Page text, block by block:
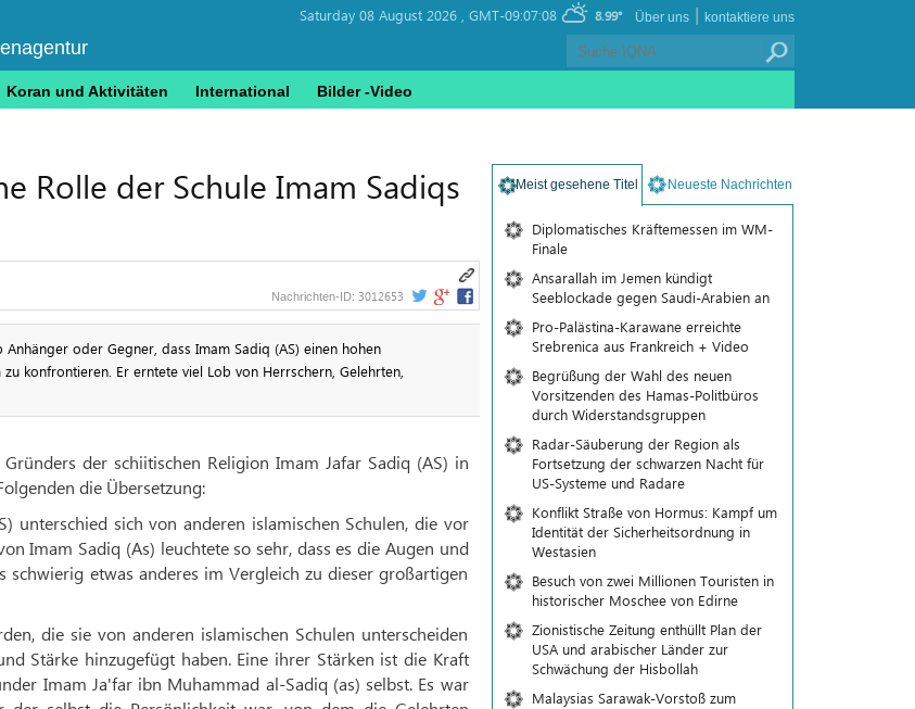
Saturday 08 August 2026 , GMT-09:07:08 8.99° kontaktiere uns
|
Über uns
Koran und Aktivitäten International Bilder -Video
Rolle der Schule Imam Sadiqs
Nachrichten-ID: 3012653
oder Gegner, dass Imam Sadiq (AS) einen hohen
konfrontieren. Er erntete viel Lob von Herrschern, Gelehrten,
der schiitischen Religion Imam Jafar Sadiq (AS) in
die Übersetzung:
unterschied sich von anderen islamischen Schulen, die vor
Imam Sadiq (As) leuchtete so sehr, dass es die Augen und
schwierig etwas anderes im Vergleich zu dieser großartigen
die sie von anderen islamischen Schulen unterscheiden
Stärke hinzugefügt haben. Eine ihrer Stärken ist die Kraft
Imam Ja'far ibn Muhammad al-Sadiq (as) selbst. Es war
Meist gesehene Titel Neueste Nachrichten
Diplomatisches Kräftemessen im WM-
Finale
Ansarallah im Jemen kündigt
Seeblockade gegen Saudi-Arabien an
Pro-Palästina-Karawane erreichte
Srebrenica aus Frankreich + Video
Begrüßung der Wahl des neuen
Vorsitzenden des Hamas-Politbüros
durch Widerstandsgruppen
Radar-Säuberung der Region als
Fortsetzung der schwarzen Nacht für
US-Systeme und Radare
Konflikt Straße von Hormus: Kampf um
Identität der Sicherheitsordnung in
Westasien
Besuch von zwei Millionen Touristen in
historischer Moschee von Edirne
Zionistische Zeitung enthüllt Plan der
USA und arabischer Länder zur
Schwächung der Hisbollah
Malaysias Sarawak-Vorstoß zum